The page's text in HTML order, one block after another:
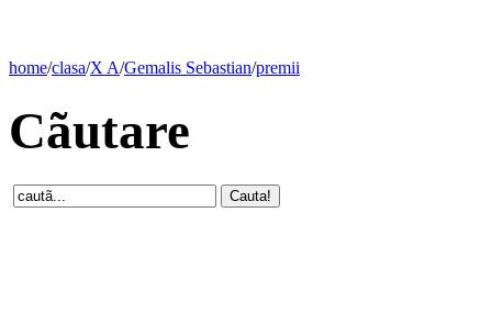
home/clasa/X A/Gemalis Sebastian/premii
Cãutare